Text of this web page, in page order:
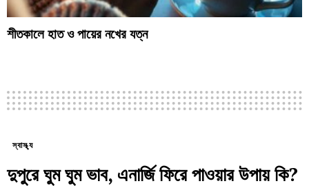
শীতকালে হাত ও পায়ের নখের যত্ন
স্বাস্থ্য
দুপুরে ঘুম ঘুম ভাব, এনার্জি ফিরে পাওয়ার উপায় কি?